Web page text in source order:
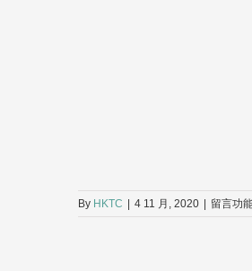
By HKTC 4 11 月, 2020
在
留言功